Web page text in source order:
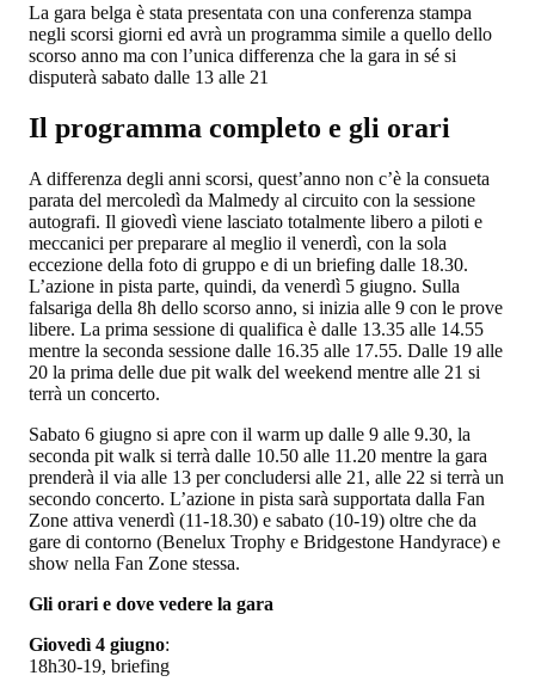
La gara belga è stata presentata con una conferenza stampa
negli scorsi giorni ed avrà un programma simile a quello dello
scorso anno ma con l’unica differenza che la gara in sé si
disputerà sabato dalle 13 alle 21
Il programma completo e gli orari
A differenza degli anni scorsi, quest’anno non c’è la consueta
parata del mercoledì da Malmedy al circuito con la sessione
autografi. Il giovedì viene lasciato totalmente libero a piloti e
meccanici per preparare al meglio il venerdì, con la sola
eccezione della foto di gruppo e di un briefing dalle 18.30.
L’azione in pista parte, quindi, da venerdì 5 giugno. Sulla
falsariga della 8h dello scorso anno, si inizia alle 9 con le prove
libere. La prima sessione di qualifica è dalle 13.35 alle 14.55
mentre la seconda sessione dalle 16.35 alle 17.55. Dalle 19 alle
20 la prima delle due pit walk del weekend mentre alle 21 si
terrà un concerto.
Sabato 6 giugno si apre con il warm up dalle 9 alle 9.30, la
seconda pit walk si terrà dalle 10.50 alle 11.20 mentre la gara
prenderà il via alle 13 per concludersi alle 21, alle 22 si terrà un
secondo concerto. L’azione in pista sarà supportata dalla Fan
Zone attiva venerdì (11-18.30) e sabato (10-19) oltre che da
gare di contorno (Benelux Trophy e Bridgestone Handyrace) e
show nella Fan Zone stessa.
Gli orari e dove vedere la gara
Giovedì 4 giugno:
18h30-19, briefing